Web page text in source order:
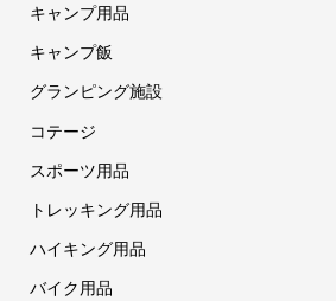
キャンプ用品
キャンプ飯
グランピング施設
コテージ
スポーツ用品
トレッキング用品
ハイキング用品
バイク用品